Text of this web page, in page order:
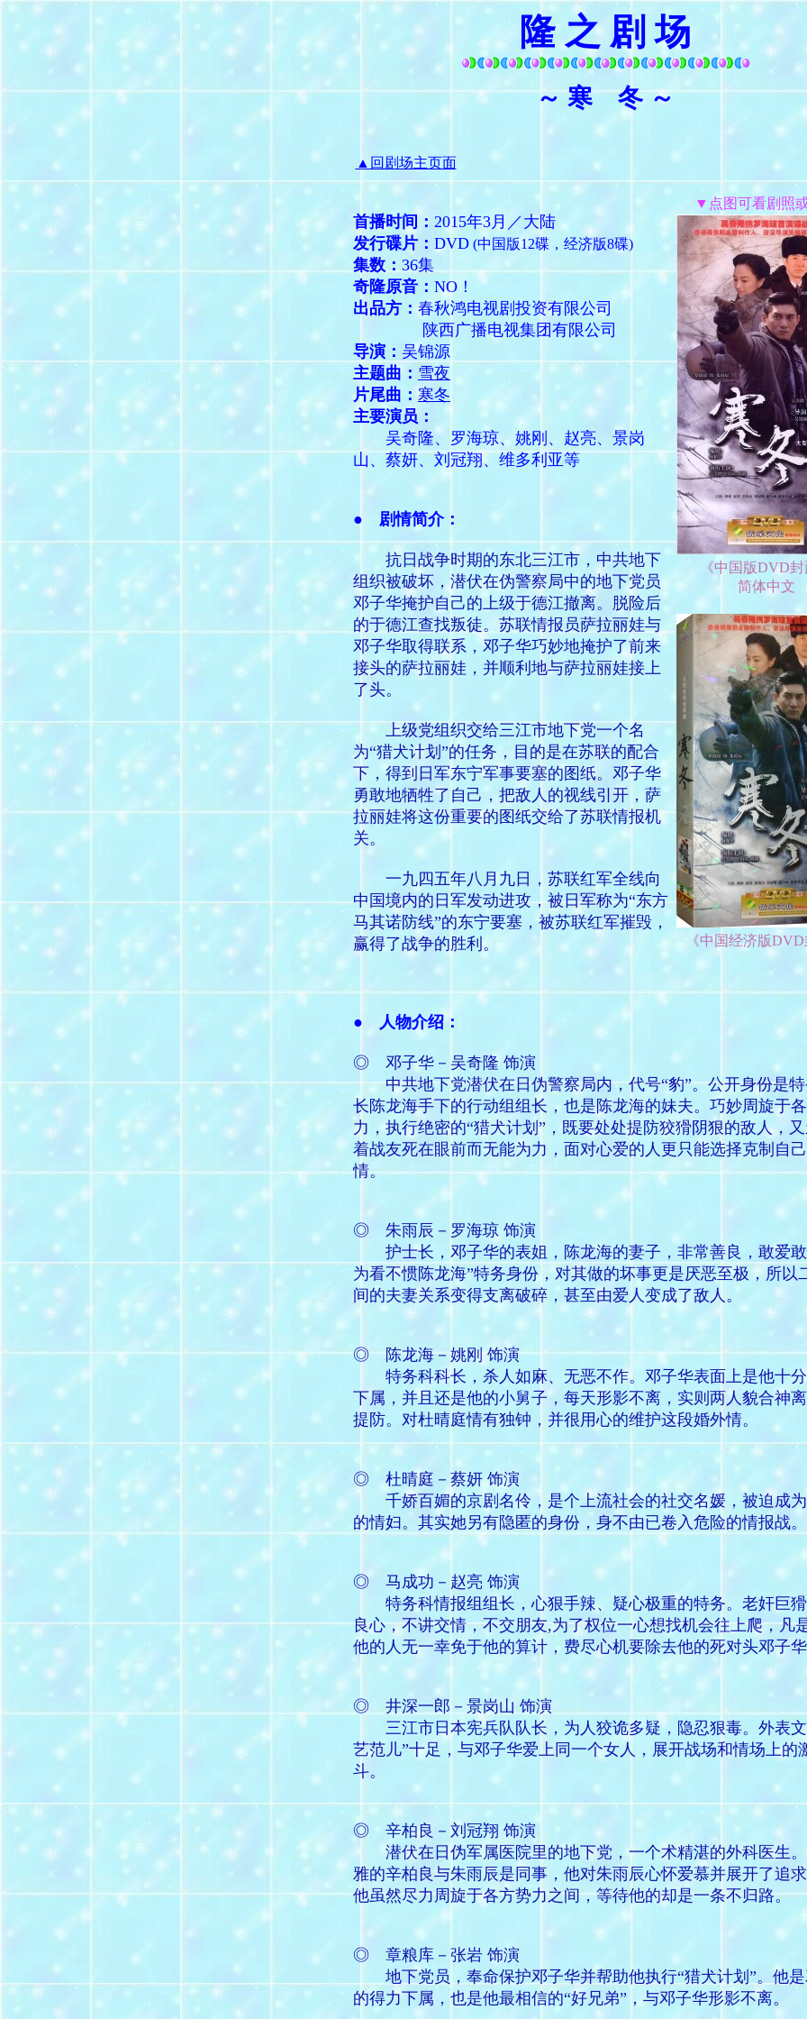
隆 之 剧 场
～ 寒 冬 ～
▲回剧场主页面
▼点图可看剧照
《中国版DVD
简体中文
《中国经济版
首播时间： 2015年3月／大陆
发行碟片： DVD (中国版12碟，经济版8碟)
集数： 36集
奇隆原音： NO！
出品方： 春秋鸿电视剧投资有限公司
陕西广播电视集团有限公司
导演： 吴锦源
主题曲： 雪夜
片尾曲： 寒冬
主要演员：
吴奇隆、罗海琼、姚刚、赵亮、景岗
山、蔡妍、刘冠翔、维多利亚等
● 剧情简介：
抗日战争时期的东北三江市，中共地下
组织被破坏，潜伏在伪警察局中的地下党员
邓子华掩护自己的上级于德江撤离。脱险后
的于德江查找叛徒。苏联情报员萨拉丽娃与
邓子华取得联系，邓子华巧妙地掩护了前来
接头的萨拉丽娃，并顺利地与萨拉丽娃接上
了头。
上级党组织交给三江市地下党一个名
为“猎犬计划”的任务，目的是在苏联的配合
下，得到日军东宁军事要塞的图纸。邓子华
勇敢地牺牲了自己，把敌人的视线引开，萨
拉丽娃将这份重要的图纸交给了苏联情报机
关。
一九四五年八月九日，苏联红军全线向
中国境内的日军发动进攻，被日军称为“东方
马其诺防线”的东宁要塞，被苏联红军摧毁，
赢得了战争的胜利。
● 人物介绍：
◎ 邓子华－吴奇隆 饰演
中共地下党潜伏在日伪警察局内，代号“豹”。公开身份是
长陈龙海手下的行动组组长，也是陈龙海的妹夫。巧妙周旋于
力，执行绝密的“猎犬计划”，既要处处提防狡猾阴狠的敌人，
着战友死在眼前而无能为力，面对心爱的人更只能选择克制自
情。
◎ 朱雨辰－罗海琼 饰演
护士长，邓子华的表姐，陈龙海的妻子，非常善良，敢爱
为看不惯陈龙海”特务身份，对其做的坏事更是厌恶至极，所以
间的夫妻关系变得支离破碎，甚至由爱人变成了敌人。
◎ 陈龙海－姚刚 饰演
特务科科长，杀人如麻、无恶不作。邓子华表面上是他十
下属，并且还是他的小舅子，每天形影不离，实则两人貌合神
提防。对杜晴庭情有独钟，并很用心的维护这段婚外情。
◎ 杜晴庭－蔡妍 饰演
千娇百媚的京剧名伶，是个上流社会的社交名媛，被迫成
的情妇。其实她另有隐匿的身份，身不由已卷入危险的情报战。
◎ 马成功－赵亮 饰演
特务科情报组组长，心狠手辣、疑心极重的特务。老奸巨
良心，不讲交情，不交朋友,为了权位一心想找机会往上爬，凡
他的人无一幸免于他的算计，费尽心机要除去他的死对头邓子
◎ 井深一郎－景岗山 饰演
三江市日本宪兵队队长，为人狡诡多疑，隐忍狠毒。外表
艺范儿”十足，与邓子华爱上同一个女人，展开战场和情场上的
斗。
◎ 辛柏良－刘冠翔 饰演
潜伏在日伪军属医院里的地下党，一个术精湛的外科医生
雅的辛柏良与朱雨辰是同事，他对朱雨辰心怀爱慕并展开了追
他虽然尽力周旋于各方势力之间，等待他的却是一条不归路。
◎ 章粮库－张岩 饰演
地下党员，奉命保护邓子华并帮助他执行“猎犬计划”。他
的得力下属，也是他最相信的“好兄弟”，与邓子华形影不离。